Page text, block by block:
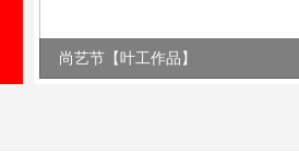
尚艺节【叶工作品】